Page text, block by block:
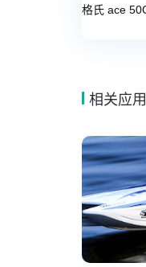
相关应用